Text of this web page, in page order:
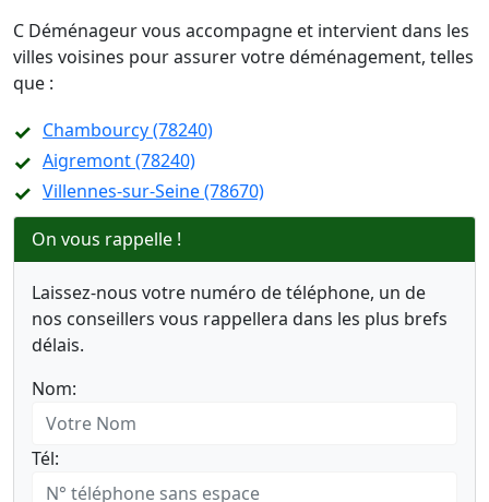
C Déménageur vous accompagne et intervient dans les
villes voisines pour assurer votre déménagement, telles
que :
Chambourcy (78240)
Aigremont (78240)
Villennes-sur-Seine (78670)
On vous rappelle !
Laissez-nous votre numéro de téléphone, un de
nos conseillers vous rappellera dans les plus brefs
délais.
Nom:
Tél: